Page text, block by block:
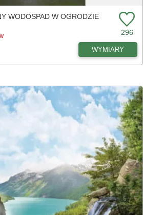
WODOSPAD W OGRODZIE
296
WYMIARY